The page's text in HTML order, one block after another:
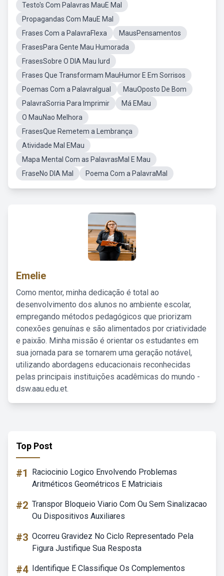
Testo's Com Palavras MauE Mal
Propagandas Com MauE Mal
Frases Com a PalavraFlexa
MausPensamentos
FrasesPara Gente Mau Humorada
FrasesSobre O DIA Mau Iurd
Frases Que Transformam MauHumor E Em Sorrisos
Poemas Com a PalavraIgual
MauOposto De Bom
PalavraSorria Para Imprimir
Má EMau
O MauNao Melhora
FrasesQue Remetem a Lembrança
Atividade Mal EMau
Mapa Mental Com as PalavrasMal E Mau
FraseNo DIA Mal
Poema Com a PalavraMal
Emelie
Como mentor, minha dedicação é total ao
desenvolvimento dos alunos no ambiente escolar,
empregando métodos pedagógicos que priorizam
conexões genuínas e são alimentados por criatividade
e paixão. Minha missão é orientar os estudantes em
sua jornada para se tornarem uma geração notável,
utilizando abordagens educacionais reconhecidas
pelas principais instituições acadêmicas do mundo -
dsw.aau.edu.et.
Top Post
#1
Raciocinio Logico Envolvendo Problemas
Aritméticos Geométricos E Matriciais
#2 Transpor Bloqueio Viario Com Ou Sem Sinalizacao
Ou Dispositivos Auxiliares
#3 Ocorreu Gravidez No Ciclo Representado Pela
Figura Justifique Sua Resposta
#4 Identifique E Classifique Os Complementos